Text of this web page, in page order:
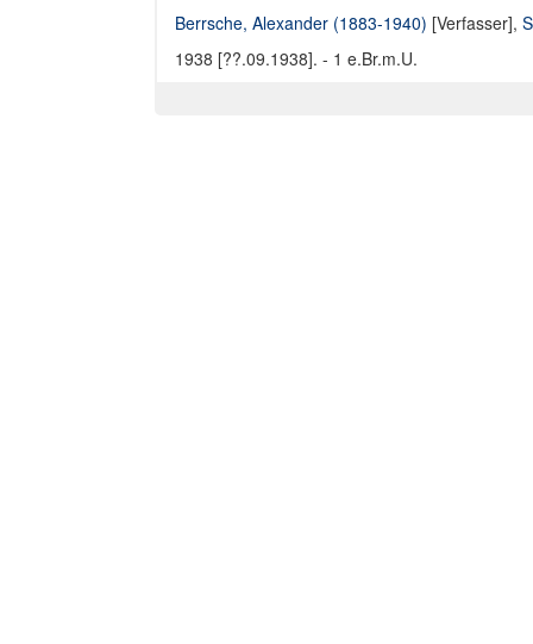
Berrsche, Alexander (1883-1940) [Verfasser],
1938 [??.09.1938]. - 1 e.Br.m.U.